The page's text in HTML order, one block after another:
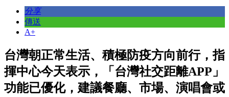
分享
傳送
A+
台灣朝正常生活、積極防疫方向前行，指
揮中心今天表示，「台灣社交距離APP」
功能已優化，建議餐廳、市場、演唱會或